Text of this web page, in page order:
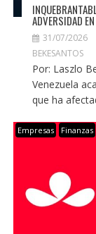
ADVERSIDAD
31/07/2026
BEKESANTOS
Por: Laszlo
Venezuela
que ha
Empresas Finanzas